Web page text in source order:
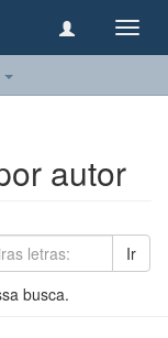
autor
Ir
busca.